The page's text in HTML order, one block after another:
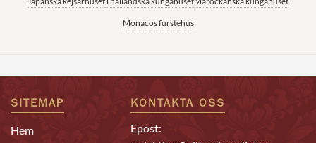
Monacos furstehus
SITEMAP
Hem
KONTAKTA OSS
Epost: